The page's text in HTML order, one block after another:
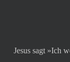
Jesus sagt »Ich